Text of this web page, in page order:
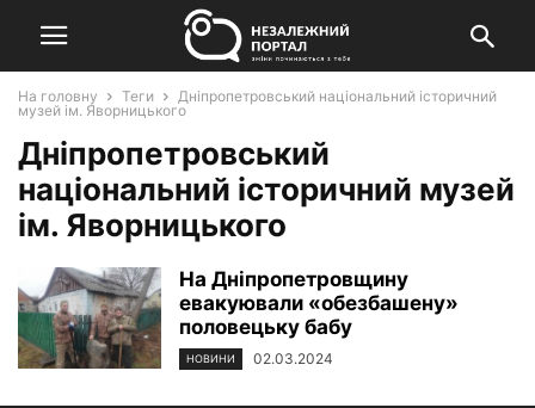
На головну Теги
Дніпропетровський національний історичний
музей ім. Яворницького
Дніпропетровський
національний історичний музей
ім. Яворницького
На Дніпропетровщину
евакуювали «обезбашену»
половецьку бабу
НОВИНИ 02.03.2024